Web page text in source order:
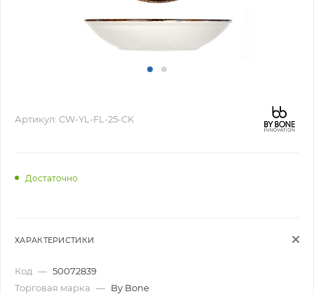
Артикул: CW-YL-FL-25-CK
Достаточно
ХАРАКТЕРИСТИКИ
Код — 50072839
Торговая марка — By Bone